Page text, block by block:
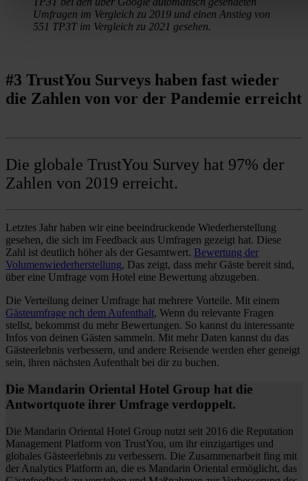
Umfragen im Vergleich zu 2019 und einen Anstieg von
551 TP3T im Vergleich zu 2021 gesehen.
#3 TrustYou Surveys haben fast wieder
die Zahlen von vor der Pandemie erreicht
Die globale TrustYou Survey hat 97% der
Zahlen von 2019 erreicht.
Letztes Jahr haben wir eine beeindruckende Wiederherstellung
gesehen, die sich im Feedback aus Umfragen gezeigt hat. Diese
Zahl ist deutlich höher als der Gesamtwert. Bewertung der
Volumenwiederherstellung, Das zeigt, dass mehr Gäste bereit sind,
über eine Umfrage vom Hotel eine Bewertung abzugeben.
Die Verteilung deiner Umfrage hat mehrere Vorteile. Mit einem
Gästeumfrage nch dem Aufenthalt, Wenn du relevante Fragen
stellst, bekommst du mehr Bewertungen. So kannst du interessante
Infos von deinen Gästen sammeln. Mit mehr Daten kannst du das
Gästeerlebnis verbessern, und andere Reisende werden eher geneigt
sein, ihren nächsten Aufenthalt bei dir zu buchen.
Die Mandarin Oriental Hotel Group hat die
Antwortquote ihrer Umfrage verdoppelt.
Die Mandarin Oriental Hotel Group nutzt seit 2016 die Reputation
Management Platform von TrustYou, um ihr einzigartiges und
globales Gästeerlebnis zu verbessern. Die Zusammenarbeit fing mit
der Analytics Platform an, die es Mandarin Oriental ermöglicht, das